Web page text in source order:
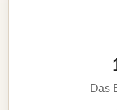
Das